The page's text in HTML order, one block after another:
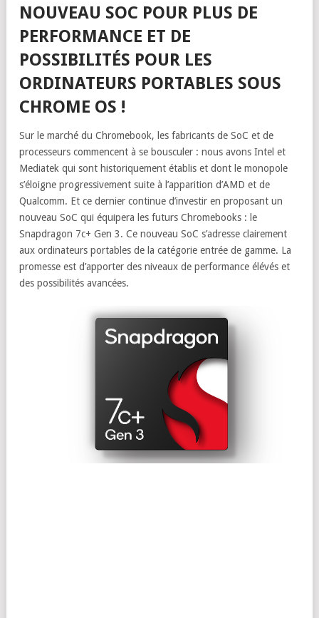
NOUVEAU SOC POUR PLUS DE
PERFORMANCE ET DE
POSSIBILITÉS POUR LES
ORDINATEURS PORTABLES SOUS
CHROME OS !
Sur le marché du Chromebook, les fabricants de SoC et de
processeurs commencent à se bousculer : nous avons Intel et
Mediatek qui sont historiquement établis et dont le monopole
s’éloigne progressivement suite à l’apparition d’AMD et de
Qualcomm. Et ce dernier continue d’investir en proposant un
nouveau SoC qui équipera les futurs Chromebooks : le
Snapdragon 7c+ Gen 3. Ce nouveau SoC s’adresse clairement
aux ordinateurs portables de la catégorie entrée de gamme. La
promesse est d’apporter des niveaux de performance élévés et
des possibilités avancées.